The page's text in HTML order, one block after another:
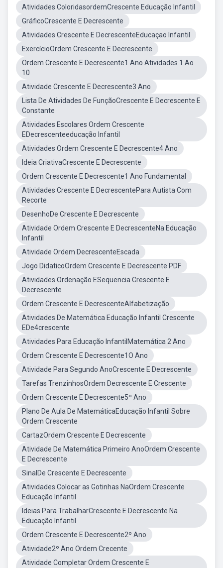
Atividades ColoridasordemCrescente Educação Infantil
GráficoCrescente E Decrescente
Atividades Crescente E DecrescenteEducaçao Infantil
ExercícioOrdem Crescente E Decrescente
Ordem Crescente E Decrescente1 Ano Atividades 1 Ao
10
Atividade Crescente E Decrescente3 Ano
Lista De Atividades De FunçãoCrescente E Decrescente E
Constante
Atividades Escolares Ordem Crescente
EDecrescenteeducação Infantil
Atividades Ordem Crescente E Decrescente4 Ano
Ideia CriativaCrescente E Decrescente
Ordem Crescente E Decrescente1 Ano Fundamental
Atividades Crescente E DecrescentePara Autista Com
Recorte
DesenhoDe Crescente E Decrescente
Atividade Ordem Crescente E DecrescenteNa Educação
Infantil
Atividade Ordem DecrescenteEscada
Jogo DidaticoOrdem Crescente E Decrescente PDF
Atividades Ordenação ESequencia Crescente E
Decrescente
Ordem Crescente E DecrescenteAlfabetização
Atividades De Matemática Educação Infantil Crescente
EDe4crescente
Atividades Para Educação InfantilMatemática 2 Ano
Ordem Crescente E Decrescente1O Ano
Atividade Para Segundo AnoCrescente E Decrescente
Tarefas TrenzinhosOrdem Decrescente E Crescente
Ordem Crescente E Decrescente5º Ano
Plano De Aula De MatemáticaEducação Infantil Sobre
Ordem Crescente
CartazOrdem Crescente E Decrescente
Atividade De Matemática Primeiro AnoOrdem Crescente
E Decrescente
SinalDe Crescente E Decrescente
Atividades Colocar as Gotinhas NaOrdem Crescente
Educação Infantil
Ideias Para TrabalharCrescente E Decrescente Na
Educação Infantil
Ordem Crescente E Decrescente2º Ano
Atividade2º Ano Ordem Crecente
Atividade Completar Ordem Crescente E